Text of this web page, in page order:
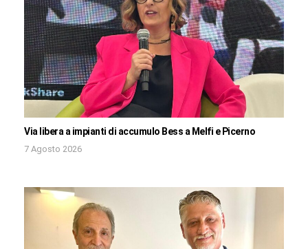
Via libera a impianti di accumulo Bess a Melfi e Picerno
7 Agosto 2026